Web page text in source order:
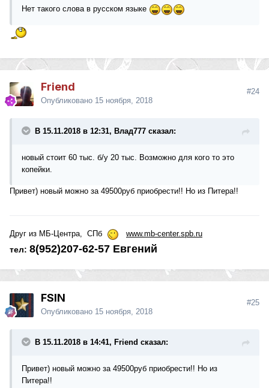
Нет такого слова в русском языке
Friend
Опубликовано 15 ноября, 2018
#24
В 15.11.2018 в 12:31, Влад777 сказал:
новый стоит 60 тыс. б/у 20 тыс. Возможно для кого то это
копейки.
Привет) новый можно за 49500руб приобрести!! Но из Питера!!
Друг из МБ-Центра, СПб www.mb-center.spb.ru
тел: 8(952)207-62-57 Евгений
FSIN
Опубликовано 15 ноября, 2018
#25
В 15.11.2018 в 14:41, Friend сказал:
Привет) новый можно за 49500руб приобрести!! Но из
Питера!!